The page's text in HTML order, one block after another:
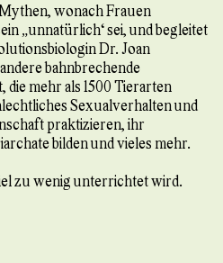
wonach Frauen
„unnatürlich“ sei, und begleitet
Dr. Joan
bahnbrechende
mehr als 1500 Tierarten
Sexualverhalten und
praktizieren, ihr
bilden und vieles mehr.
zu wenig unterrichtet wird.